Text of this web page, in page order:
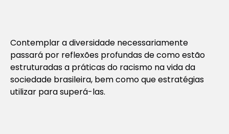
Contemplar a diversidade necessariamente
passará por reflexões profundas de como estão
estruturadas a práticas do racismo na vida da
sociedade brasileira, bem como que estratégias
utilizar para superá-las.